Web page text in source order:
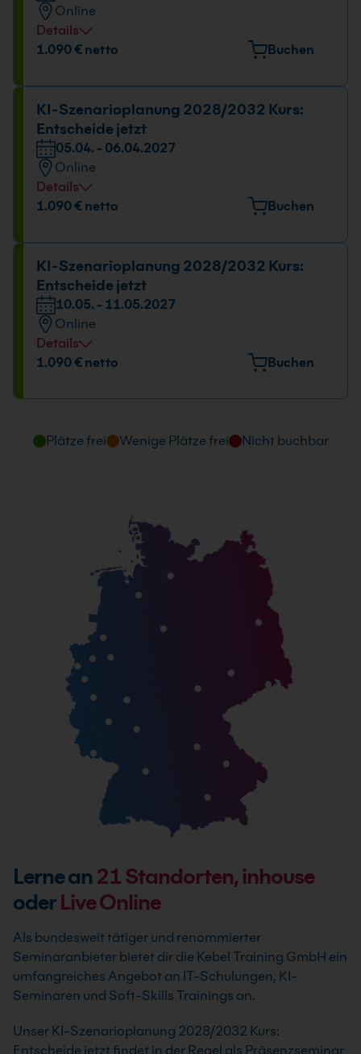
Online
Details
Datum und Uhrzeit
1.090 € netto Buchen
KI-Szenarioplanung 2028/2032 Kurs:
Entscheide jetzt
05.04. - 06.04.2027
Online
Details
Datum und Uhrzeit
1.090 € netto Buchen
KI-Szenarioplanung 2028/2032 Kurs:
Entscheide jetzt
10.05. - 11.05.2027
Online
Details
Datum und Uhrzeit
1.090 € netto Buchen
Plätze frei Wenige Plätze frei Nicht buchbar
Lerne an 21Standorten, inhouse
oderLive Online
Als bundesweit tätiger und renommierter
Seminaranbieter bietet dir die Kebel Training GmbH ein
umfangreiches Angebot an IT-Schulungen, KI-
Seminaren und Soft-Skills Trainings an.
Unser KI-Szenarioplanung 2028/2032 Kurs:
Entscheide jetzt findet in der Regel als Präsenzseminar